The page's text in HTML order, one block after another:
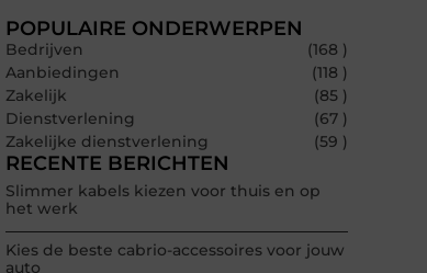
POPULAIRE ONDERWERPEN
Bedrijven
(168 )
Aanbiedingen
(118 )
Zakelijk
(85 )
Dienstverlening
(67 )
Zakelijke dienstverlening
(59 )
RECENTE BERICHTEN
Slimmer kabels kiezen voor thuis en op
het werk
Kies de beste cabrio-accessoires voor jouw
auto